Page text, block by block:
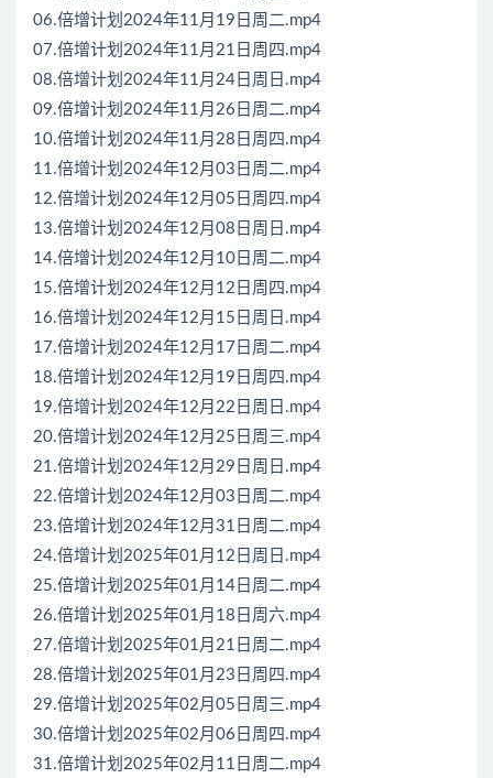
06.倍增计划2024年11月19日周二.mp4
07.倍增计划2024年11月21日周四.mp4
08.倍增计划2024年11月24日周日.mp4
09.倍增计划2024年11月26日周二.mp4
10.倍增计划2024年11月28日周四.mp4
11.倍增计划2024年12月03日周二.mp4
12.倍增计划2024年12月05日周四.mp4
13.倍增计划2024年12月08日周日.mp4
14.倍增计划2024年12月10日周二.mp4
15.倍增计划2024年12月12日周四.mp4
16.倍增计划2024年12月15日周日.mp4
17.倍增计划2024年12月17日周二.mp4
18.倍增计划2024年12月19日周四.mp4
19.倍增计划2024年12月22日周日.mp4
20.倍增计划2024年12月25日周三.mp4
21.倍增计划2024年12月29日周日.mp4
22.倍增计划2024年12月03日周二.mp4
23.倍增计划2024年12月31日周二.mp4
24.倍增计划2025年01月12日周日.mp4
25.倍增计划2025年01月14日周二.mp4
26.倍增计划2025年01月18日周六.mp4
27.倍增计划2025年01月21日周二.mp4
28.倍增计划2025年01月23日周四.mp4
29.倍增计划2025年02月05日周三.mp4
30.倍增计划2025年02月06日周四.mp4
31.倍增计划2025年02月11日周二.mp4